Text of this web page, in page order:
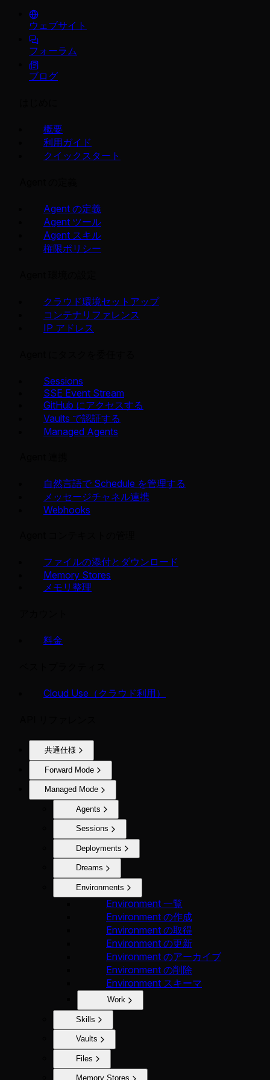
ウェブサイト
フォーラム
ブログ
概要
利用ガイド
クイックスタート
Agent の定義
Agent ツール
Agent スキル
権限ポリシー
クラウド環境セットアップ
コンテナリファレンス
IP アドレス
Sessions
SSE Event Stream
GitHub にアクセスする
Vaults で認証する
Managed Agents
自然言語で Schedule を管理する
メッセージチャネル連携
Webhooks
ファイルの添付とダウンロード
Memory Stores
メモリ整理
料金
Cloud Use（クラウド利用）
共通仕様
Forward Mode
Managed Mode
Agents
Sessions
Deployments
Dreams
Environments
Environment 一覧
Environment の作成
Environment の取得
Environment の更新
Environment のアーカイブ
Environment の削除
Environment スキーマ
Work
Skills
Vaults
Files
Memory Stores